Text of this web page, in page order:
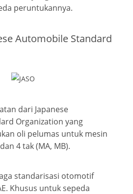
peruntukannya.
Automobile Standard
dari Japanese
Organization yang
oli pelumas untuk mesin
4 tak (MA, MB).
standarisasi otomotif
Khusus untuk sepeda